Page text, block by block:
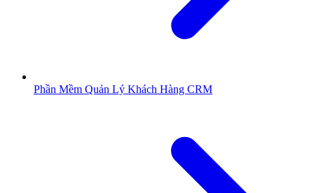
Phần Mềm Quản Lý Khách Hàng CRM